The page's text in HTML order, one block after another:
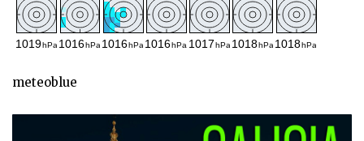
meteoblue